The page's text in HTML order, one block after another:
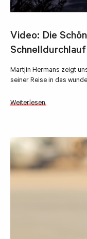
Video: Die
Schnelldurchlauf
Martjin Hermans zeigt
seiner Reise in das
Weiterlesen